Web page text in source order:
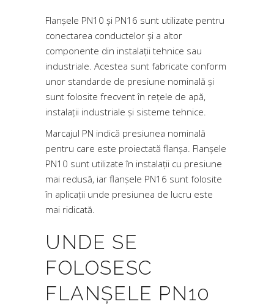
Flanșele PN10 și PN16 sunt utilizate pentru
conectarea conductelor și a altor
componente din instalații tehnice sau
industriale. Acestea sunt fabricate conform
unor standarde de presiune nominală și
sunt folosite frecvent în rețele de apă,
instalații industriale și sisteme tehnice.
Marcajul PN indică presiunea nominală
pentru care este proiectată flanșa. Flanșele
PN10 sunt utilizate în instalații cu presiune
mai redusă, iar flanșele PN16 sunt folosite
în aplicații unde presiunea de lucru este
mai ridicată.
UNDE SE
FOLOSESC
FLANȘELE PN10